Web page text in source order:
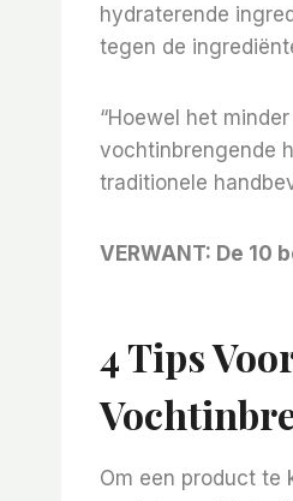
hydraterende
tegen de
“Hoewel het
vochtinbrengende
traditionele
VERWANT: De 10
4 Tips
Om een ​​product te